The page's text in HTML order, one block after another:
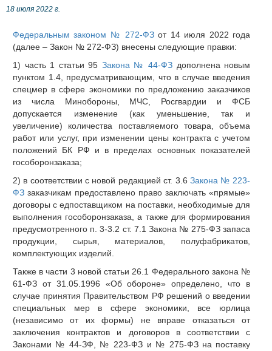
18 июля 2022 г.
Федеральным законом № 272-ФЗот 14 июля 2022 года
(далее – Закон № 272-ФЗ) внесены следующие правки:
1) часть 1 статьи 95 Закона № 44-ФЗ дополнена новым
пунктом 1.4, предусматривающим, что в случае введения
спецмер в сфере экономики по предложению заказчиков
из числа Минобороны, МЧС, Росгвардии и ФСБ
допускается изменение (как уменьшение, так и
увеличение) количества поставляемого товара, объема
работ или услуг, при изменении цены контракта с учетом
положений БК РФ и в пределах основных показателей
гособоронзаказа;
2) в соответствии с новой редакцией ст. 3.6 Закона № 223-
ФЗ заказчикам предоставлено право заключать «прямые»
договоры с едпоставщиком на поставки, необходимые для
выполнения гособоронзаказа, а также для формирования
предусмотренного п. 3-3.2 ст. 7.1 Закона № 275-ФЗ запаса
продукции, сырья, материалов, полуфабрикатов,
комплектующих изделий.
Также в части 3 новой статьи 26.1 Федерального закона №
61-ФЗ от 31.05.1996 «Об обороне» определено, что в
случае принятия Правительством РФ решений о введении
специальных мер в сфере экономики, все юрлица
(независимо от их формы) не вправе отказаться от
заключения контрактов и договоров в соответствии с
Законами № 44-ЗФ, № 223-ФЗ и № 275-ФЗ на поставку